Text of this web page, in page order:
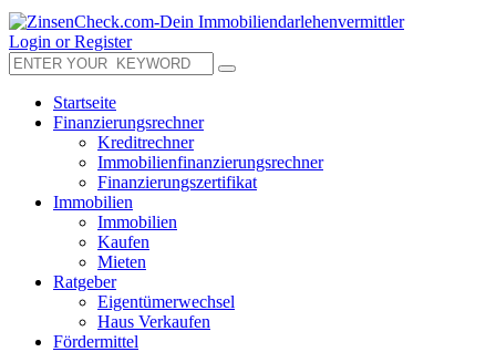
Login or Register
Startseite
Finanzierungsrechner
Kreditrechner
Immobilienfinanzierungsrechner
Finanzierungszertifikat
Immobilien
Immobilien
Kaufen
Mieten
Ratgeber
Eigentümerwechsel
Haus Verkaufen
Fördermittel